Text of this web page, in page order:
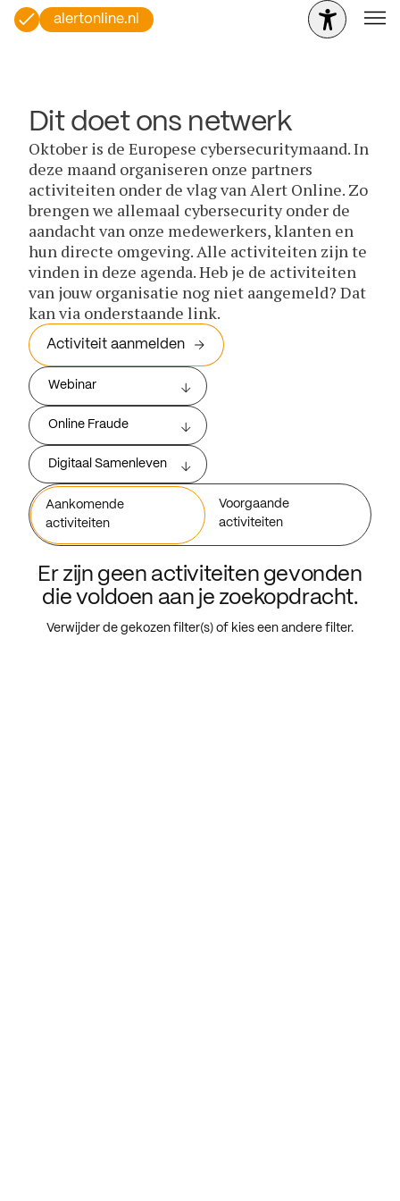
alertonline.nl
Dit doet ons netwerk
Oktober is de Europese cybersecuritymaand. In
deze maand organiseren onze partners
activiteiten onder de vlag van Alert Online. Zo
brengen we allemaal cybersecurity onder de
aandacht van onze medewerkers, klanten en
hun directe omgeving. Alle activiteiten zijn te
vinden in deze agenda. Heb je de activiteiten
van jouw organisatie nog niet aangemeld? Dat
kan via onderstaande link.
Activiteit aanmelden
Webinar
Online Fraude
Digitaal Samenleven
Aankomende
activiteiten
Voorgaande
activiteiten
Er zijn geen activiteiten gevonden
die voldoen aan je zoekopdracht.
Verwijder de gekozen filter(s) of kies een andere filter.